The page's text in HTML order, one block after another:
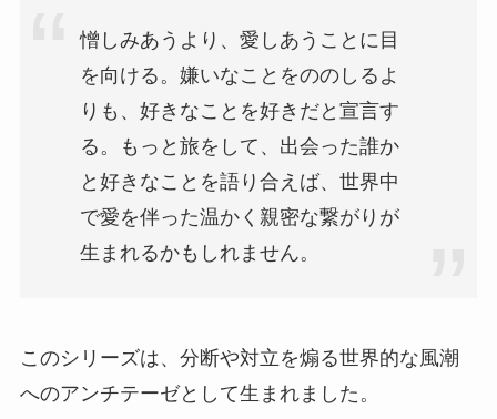
憎しみあうより、愛しあうことに目
を向ける。嫌いなことをののしるよ
りも、好きなことを好きだと宣言す
る。もっと旅をして、出会った誰か
と好きなことを語り合えば、世界中
で愛を伴った温かく親密な繋がりが
生まれるかもしれません。
このシリーズは、分断や対立を煽る世界的な風潮
へのアンチテーゼとして生まれました。